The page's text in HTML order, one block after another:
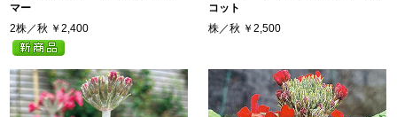
マー
2株／秋 ￥2,400
コット
株／秋 ￥2,500